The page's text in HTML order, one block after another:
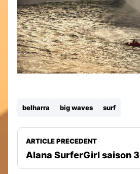
belharra big waves surf
ARTICLE PRECEDENT
Alana SurferGirl saison 3